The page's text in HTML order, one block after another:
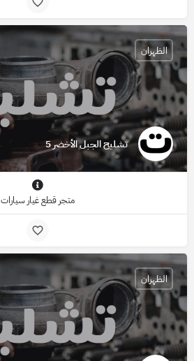
تشليح الجبل الأخضر 5
الظهران
متجر قطع غيار سيارات
الظهران